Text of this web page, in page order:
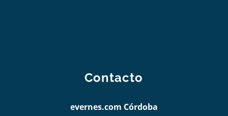
Contacto
evernes.com Córdoba